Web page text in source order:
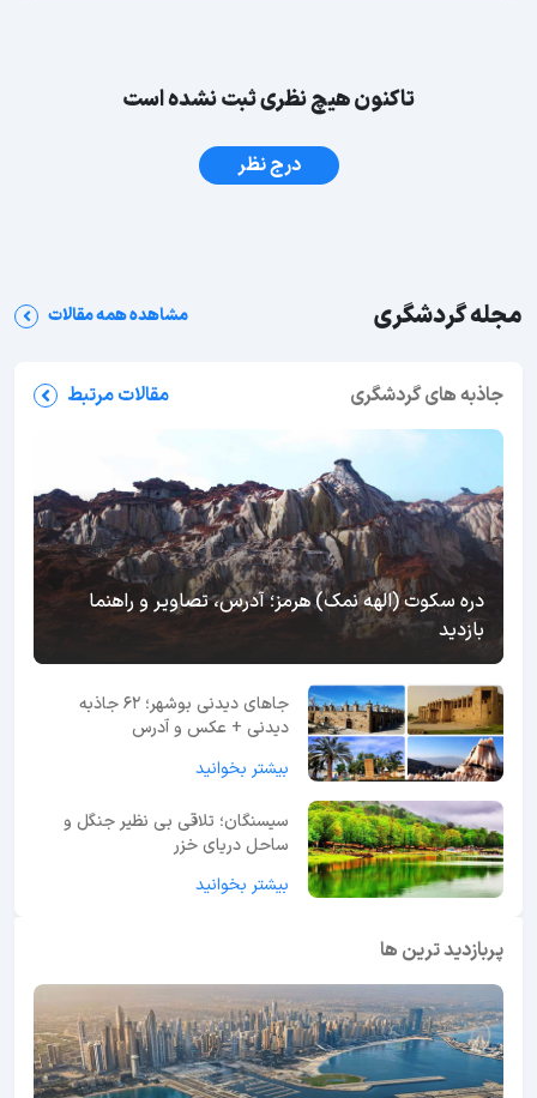
تاکنون هیچ نظری ثبت نشده است
درج نظر
مجله گردشگری مشاهده همه مقالات
جاذبه های گردشگری مقالات مرتبط
دره سکوت (الهه نمک) هرمز؛ آدرس، تصاویر و راهنما
بازدید
جاهای دیدنی بوشهر؛ 62 جاذبه
دیدنی + عکس و آدرس
بیشتر بخوانید
سیسنگان؛ تلاقی بی نظیر جنگل و
ساحل دریای خزر
بیشتر بخوانید
پربازدید ترین ها